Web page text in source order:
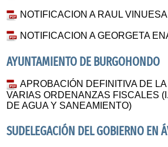
NOTIFICACION A RAUL
NOTIFICACION A GEORGETA
AYUNTAMIENTO DE BURGOHONDO
APROBACIÓN DEFINITIVA DE
VARIAS ORDENANZAS FISCALES
DE AGUA Y SANEAMIENTO)
SUDELEGACIÓN DEL GOBIERNO EN